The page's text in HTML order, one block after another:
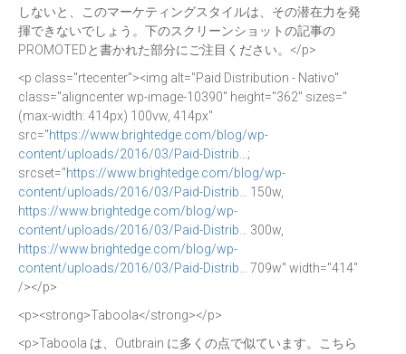
しないと、このマーケティングスタイルは、その潜在力を発
揮できないでしょう。下のスクリーンショットの記事の
PROMOTEDと書かれた部分にご注目ください。</p>
<p class="rtecenter"><img alt="Paid Distribution - Nativo"
class="aligncenter wp-image-10390" height="362" sizes="
(max-width: 414px) 100vw, 414px"
src="https://www.brightedge.com/blog/wp-
content/uploads/2016/03/Paid-Distrib… ;
srcset="https://www.brightedge.com/blog/wp-
content/uploads/2016/03/Paid-Distrib…
150w,
https://www.brightedge.com/blog/wp-
content/uploads/2016/03/Paid-Distrib…
300w,
https://www.brightedge.com/blog/wp-
content/uploads/2016/03/Paid-Distrib…
709w" width="414"
/></p>
<p><strong>Taboola</strong></p>
<p>Taboola は、Outbrain に多くの点で似ています。こちら